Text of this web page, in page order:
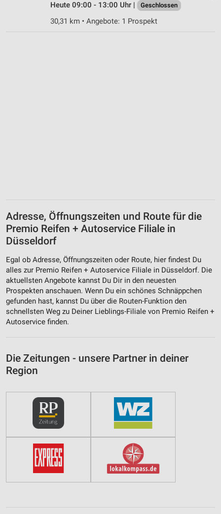
Heute 09:00 - 13:00 Uhr |
Geschlossen
30,31 km • Angebote: 1 Prospekt
Adresse, Öffnungszeiten und Route für die
Premio Reifen + Autoservice Filiale in
Düsseldorf
Egal ob Adresse, Öffnungszeiten oder Route, hier findest Du
alles zur Premio Reifen + Autoservice Filiale in Düsseldorf. Die
aktuellsten Angebote kannst Du Dir in den neuesten
Prospekten anschauen. Wenn Du ein schönes Schnäppchen
gefunden hast, kannst Du über die Routen-Funktion den
schnellsten Weg zu Deiner Lieblings-Filiale von Premio Reifen +
Autoservice finden.
Die Zeitungen - unsere Partner in deiner
Region